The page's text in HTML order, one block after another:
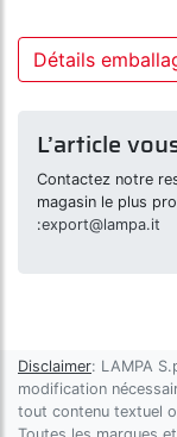
Détails
L’article
Contactez notre
magasin le plus
:export@lampa.it
Disclaimer: LAMPA
modification
tout contenu textuel